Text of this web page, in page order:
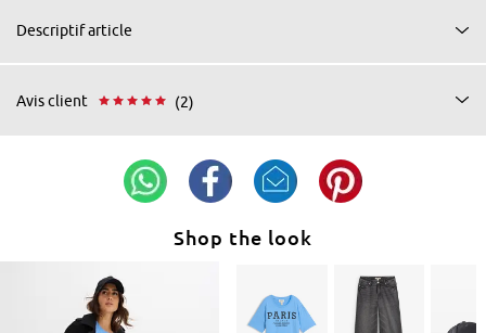
Descriptif article
Avis client (2)
Shop the look